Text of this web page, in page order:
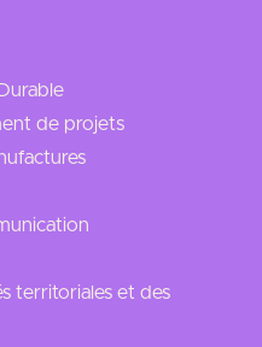
de projets
territoriales et des